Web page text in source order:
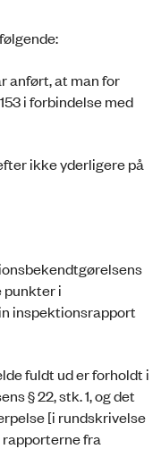
anført, at man for
i forbindelse med
ikke yderligere på
punkter i
inspektionsrapport
fuldt ud er forholdt i
§ 22, stk. 1, og det
[i rundskrivelse
rapporterne fra